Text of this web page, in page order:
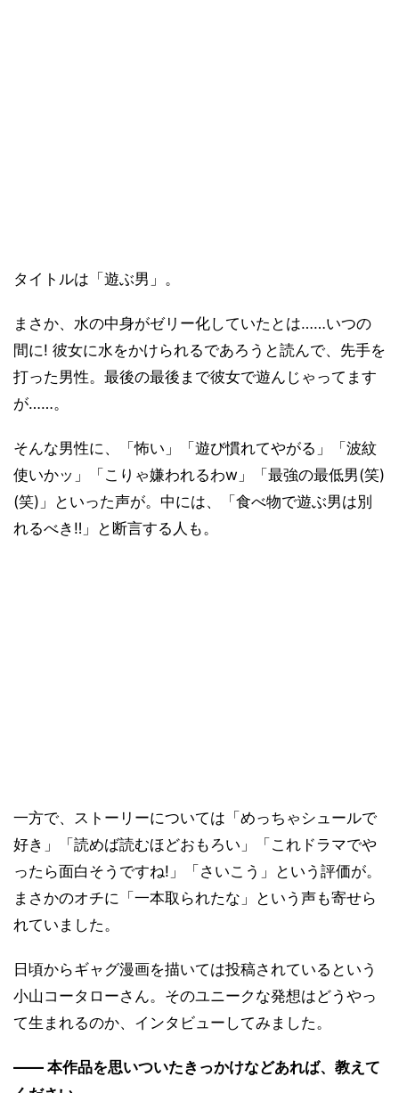
タイトルは「遊ぶ男」。
まさか、水の中身がゼリー化していたとは……いつの
間に! 彼女に水をかけられるであろうと読んで、先手を
打った男性。最後の最後まで彼女で遊んじゃってます
が……。
そんな男性に、「怖い」「遊び慣れてやがる」「波紋
使いかッ」「こりゃ嫌われるわw」「最強の最低男(笑)
(笑)」といった声が。中には、「食べ物で遊ぶ男は別
れるべき‼︎」と断言する人も。
一方で、ストーリーについては「めっちゃシュールで
好き」「読めば読むほどおもろい」「これドラマでや
ったら面白そうですね!」「さいこう」という評価が。
まさかのオチに「一本取られたな」という声も寄せら
れていました。
日頃からギャグ漫画を描いては投稿されているという
小山コータローさん。そのユニークな発想はどうやっ
て生まれるのか、インタビューしてみました。
―― 本作品を思いついたきっかけなどあれば、教えて